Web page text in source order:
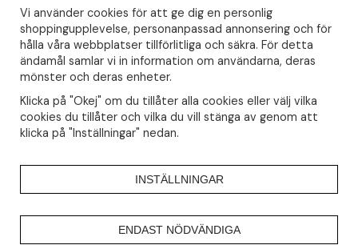
Såklart skall du ta del av våra bästa erbjudanden & nyheter!
Din mail kommer endast användas till våra nyhetsbrev.
Vi använder cookies för att ge dig en personlig
shoppingupplevelse, personanpassad annonsering och för
hålla våra webbplatser tillförlitliga och säkra. För detta
ändamål samlar vi in information om användarna, deras
mönster och deras enheter.
Klicka på "Okej" om du tillåter alla cookies eller välj vilka
cookies du tillåter och vilka du vill stänga av genom att
klicka på "Inställningar" nedan.
INSTÄLLNINGAR
ENDAST NÖDVÄNDIGA